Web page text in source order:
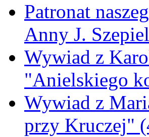
Patronat
Anny J.
Wywiad z
"Anielskiego
Wywiad z
przy Kruczej"